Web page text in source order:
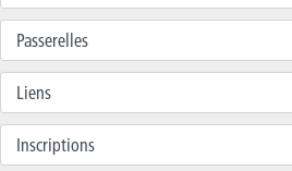
Passerelles
Liens
Inscriptions